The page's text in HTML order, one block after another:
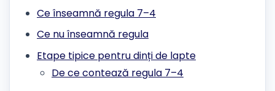
Ce înseamnă regula 7–4
Ce nu înseamnă regula
Etape tipice pentru dinți de lapte
De ce contează regula 7–4